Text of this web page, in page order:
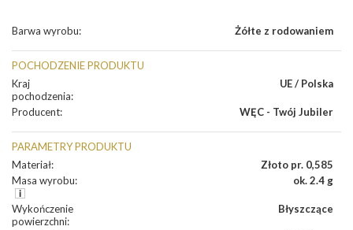
Barwa wyrobu: Żółte z rodowaniem
POCHODZENIE PRODUKTU
Kraj
pochodzenia:
UE / Polska
Producent: WĘC - Twój Jubiler
PARAMETRY PRODUKTU
Materiał:
Złoto pr. 0,585
Masa wyrobu: ok. 2.4 g
Wykończenie
powierzchni:
Błyszczące